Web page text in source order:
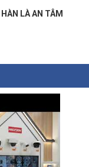
LÀ AN TÂM